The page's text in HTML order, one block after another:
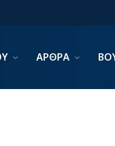
ΑΡΘΡΑ